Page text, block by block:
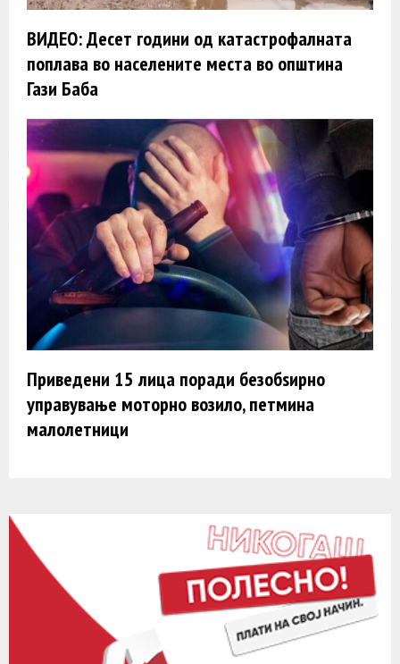
ВИДЕО: Десет години од катастрофалната
поплава во населените места во општина
Гази Баба
Приведени 15 лица поради безобѕирно
управување моторно возило, петмина
малолетници